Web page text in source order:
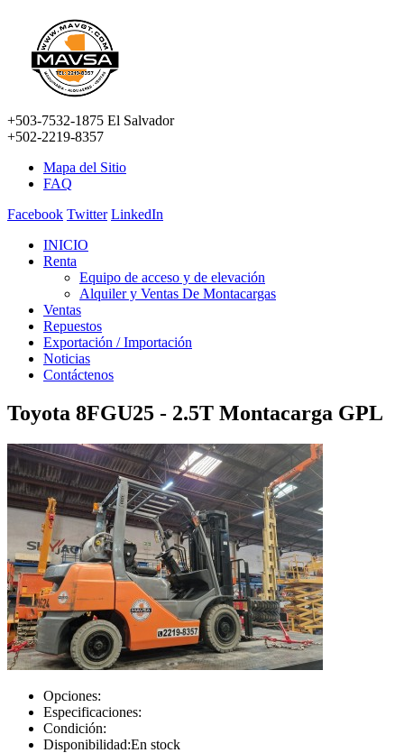
+503-7532-1875 El Salvador
+502-2219-8357
Mapa del Sitio
FAQ
Facebook Twitter LinkedIn
INICIO
Renta
Equipo de acceso y de elevación
Alquiler y Ventas De Montacargas
Ventas
Repuestos
Exportación / Importación
Noticias
Contáctenos
Toyota 8FGU25 - 2.5T Montacarga GPL
Opciones:
Especificaciones:
Condición:
Disponibilidad:En stock